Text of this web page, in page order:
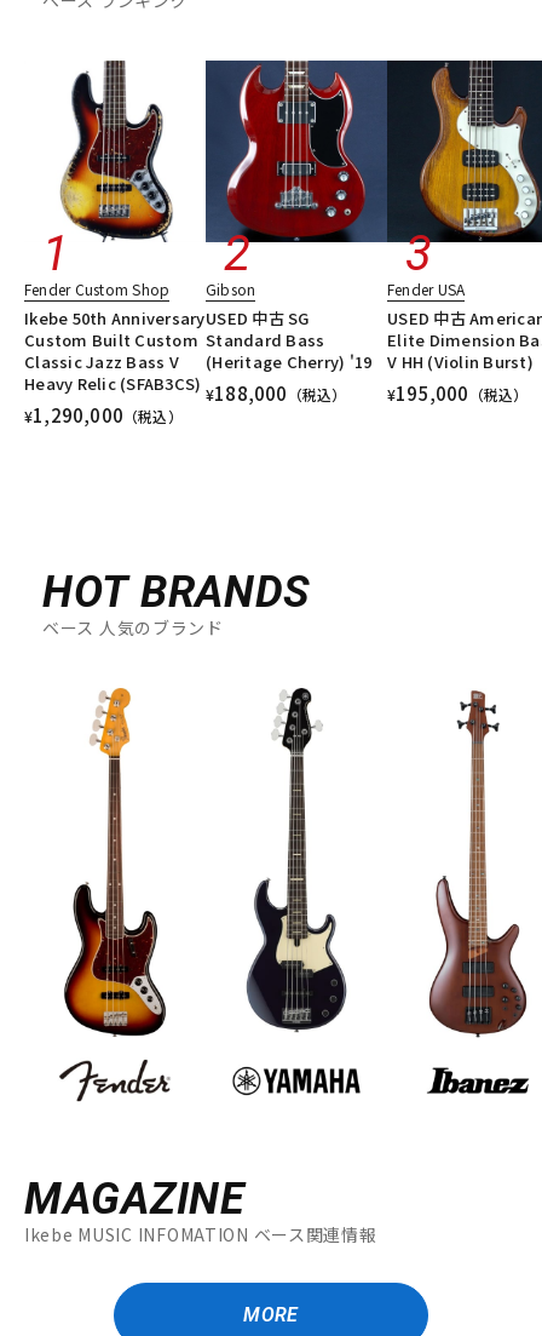
Fender Custom Shop
Ikebe 50th Anniversary
Custom Built Custom
Classic Jazz Bass V
Heavy Relic (SFAB3CS)
¥1,290,000 （税込）
Gibson
USED 中古 SG
Standard Bass
(Heritage Cherry) '19
¥188,000 （税込）
Fender USA
USED 中古
Elite Dimension
V HH (Violin Burst)
¥195,000 （税込）
HOT BRANDS
ベース 人気のブランド
MAGAZINE
Ikebe MUSIC INFOMATION ベース関連情報
MORE